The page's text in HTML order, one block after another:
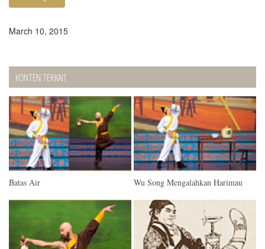
March 10, 2015
KONTEN TERKAIT
Batas Air Wu Song Mengalahkan Harimau